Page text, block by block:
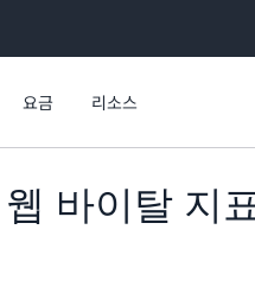
요금 리소스
바이탈 지